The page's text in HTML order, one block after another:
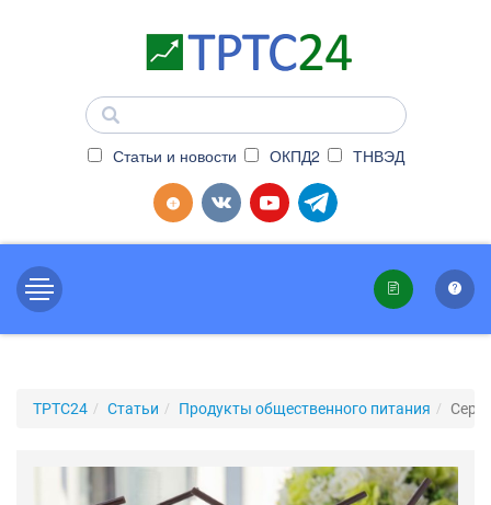
Статьи и новости ОКПД2 ТНВЭД
ТРТС24 Статьи Продукты общественного питания